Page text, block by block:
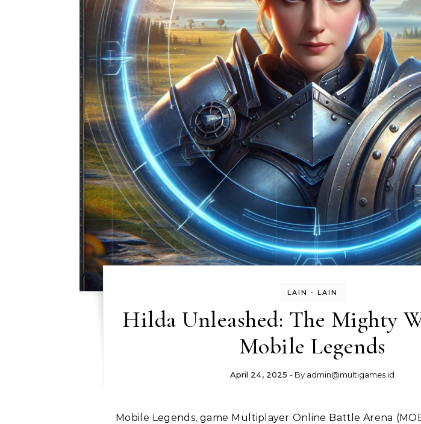
LAIN - LAIN
Hilda Unleashed: The Mighty
Mobile Legends
April 24, 2025 - By admin@multigames.id
Mobile Legends, game Multiplayer Online Battle Arena (MOBA) yang populer,